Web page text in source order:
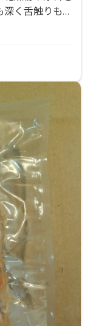
く舌触りも滑
善していま